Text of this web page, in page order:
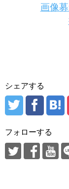
画像
シェアする
フォローする